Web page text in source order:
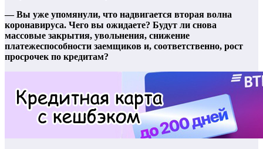
— Вы уже упомянули, что надвигается вторая волна
коронавируса. Чего вы ожидаете? Будут ли снова
массовые закрытия, увольнения, снижение
платежеспособности заемщиков и, соответственно, рост
просрочек по кредитам?